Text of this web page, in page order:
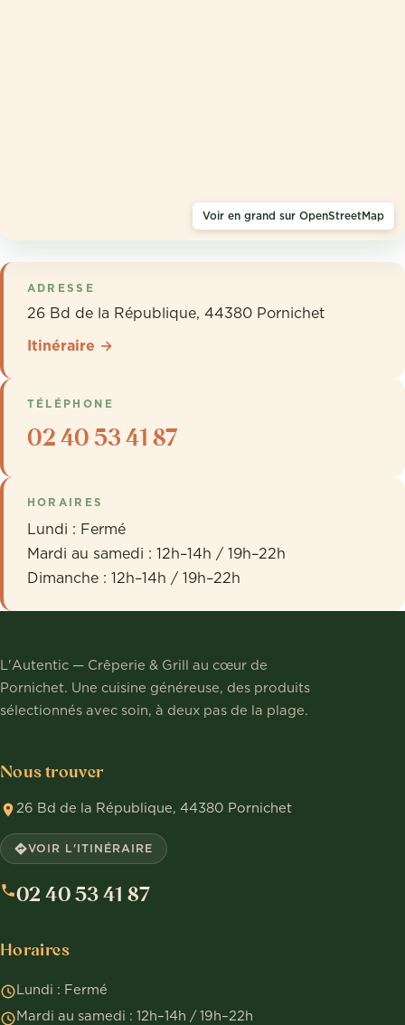
Voir en grand sur OpenStreetMap
ADRESSE
26 Bd de la République, 44380 Pornichet
Itinéraire →
TÉLÉPHONE
02 40 53 41 87
HORAIRES
Lundi : Fermé
Mardi au samedi : 12h–14h / 19h–22h
Dimanche : 12h–14h / 19h–22h
L'Autentic — Crêperie & Grill au cœur de
Pornichet. Une cuisine généreuse, des produits
sélectionnés avec soin, à deux pas de la plage.
Nous trouver
26 Bd de la République, 44380 Pornichet
VOIR L'ITINÉRAIRE
02 40 53 41 87
Horaires
Lundi : Fermé
Mardi au samedi : 12h–14h / 19h–22h